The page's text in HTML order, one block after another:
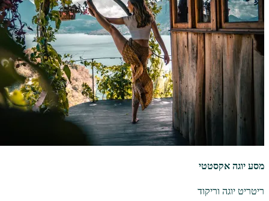
מסע יוגה אקסטטי
ריטריט יוגה וריקוד